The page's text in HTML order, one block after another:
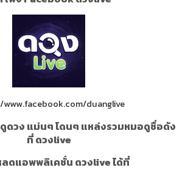
duanglive
ดวง แม่นๆ โดนๆ แหล่งรวมหมอดูชื่อดัง
ที่ ดวงlive
ลดแอพพลิเคชั่น ดวงlive ได้ที่